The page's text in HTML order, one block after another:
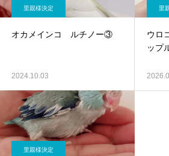
里親様決定
オカメインコ ルチノー③
2024.10.03
里
ウロ
ップ
里親様決定